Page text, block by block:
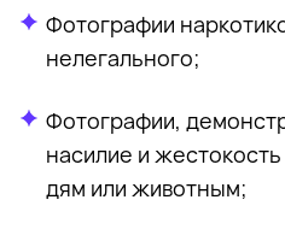
Фо­то­гра­фии
неле­галь­но­го;
Фо­то­гра­фии,
на­си­лие и
дям или жи­вот­ным;